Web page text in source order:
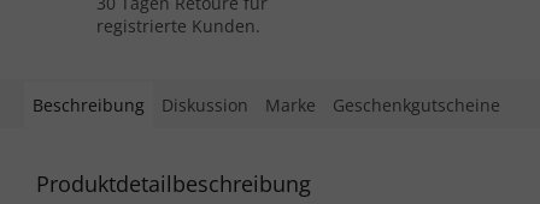
registrierte Kunden.
Beschreibung Diskussion Marke Geschenkgutscheine
Produktdetailbeschreibung